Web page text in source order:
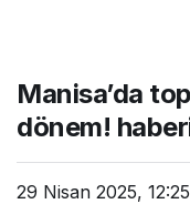
Manisa’da
dönem!
29 Nisan 2025, 12:25